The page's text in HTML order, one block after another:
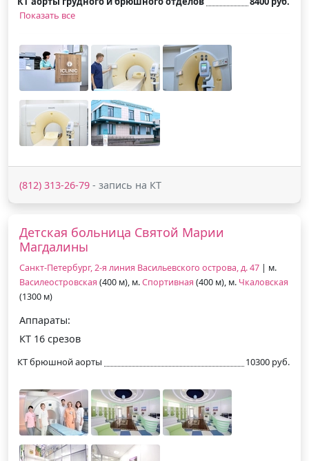
Показать все
(812) 313-26-79 - запись на КТ
Детская больница Святой Марии
Магдалины
Санкт-Петербург, 2-я линия Васильевского острова, д. 47 | м.
Василеостровская (400 м), м.Спортивная (400 м), м. Чкаловская
(1300 м)
Аппараты:
КТ 16 срезов
КТ брюшной аорты 10300 руб.